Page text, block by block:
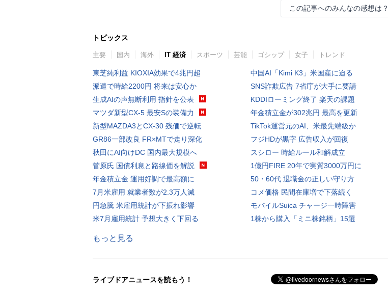
この記事へのみんなの感想は？
トピックス
主要 国内 海外 IT 経済 スポーツ 芸能 ゴシップ 女子 トレンド
東芝純利益 KIOXIA効果で4兆円超
派遣で時給2200円 将来は安心か
生成AIの声無断利用 指針を公表
マツダ新型CX-5 最安Sの装備力
新型MAZDA3とCX-30 残価で逆転
GR86一部改良 FR×MTで走り深化
秋田にAI向けDC 国内最大規模へ
菅原氏 国債利息と路線価を解説
年金積立金 運用好調で最高額に
7月米雇用 就業者数が2.3万人減
円急騰 米雇用統計が下振れ影響
米7月雇用統計 予想大きく下回る
中国AI「Kimi K3」米国産に迫る
SNS詐欺広告 7省庁が大手に要請
KDDIローミング終了 楽天の課題
年金積立金が302兆円 最高を更新
TikTok運営元のAI、米最先端級か
フジHDが黒字 広告収入が回復
スシロー 時給ルール和解成立
1億円FIRE 20年で実質3000万円に
50・60代 退職金の正しい守り方
コメ価格 民間在庫増で下落続く
モバイルSuica チャージ一時障害
1株から購入「ミニ株銘柄」15選
もっと見る
ライブドアニュースを読もう！